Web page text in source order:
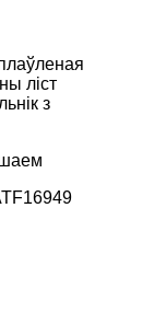
ліст
з